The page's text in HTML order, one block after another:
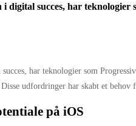
succes, har teknologier
har teknologier som
udfordringer har skabt et
på iOS